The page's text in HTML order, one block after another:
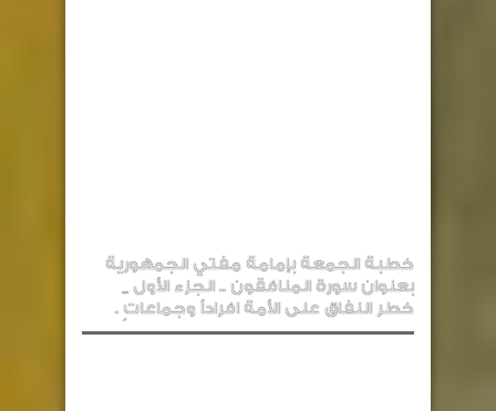
خطبة الجمعة بإمامة مفتي الجمهورية
بعنوان سورة المنافقون .. الجزء الأول _
خطر النفاق على الأمة افراداً وجماعاتٍ .